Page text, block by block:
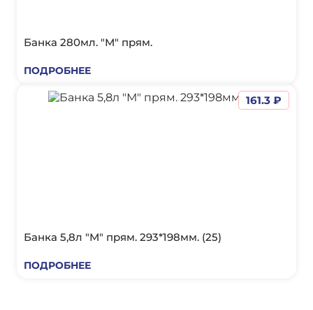
Банка 280мл. "М" прям.
ПОДРОБНЕЕ
Банка 5,8л "М" прям. 293*198мм. (25)
ПОДРОБНЕЕ
161.3 ₽